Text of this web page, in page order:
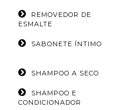
REMOVEDOR DE
ESMALTE
SABONETE ÍNTIMO
SHAMPOO A SECO
SHAMPOO E
CONDICIONADOR